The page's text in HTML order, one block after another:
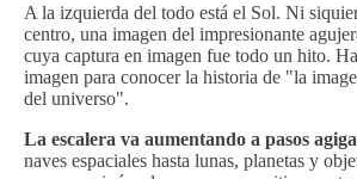
A la izquierda del todo está el Sol. Ni
centro, una imagen del impresionante
cuya captura en imagen fue todo un hito.
imagen para conocer la historia de "la
del universo".
La escalera va aumentando a pasos
naves espaciales hasta lunas, planetas y